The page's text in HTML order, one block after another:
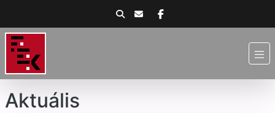
Aktuális